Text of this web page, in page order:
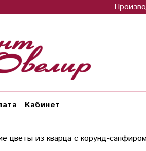
Кабинет
цветы из кварца с корунд-